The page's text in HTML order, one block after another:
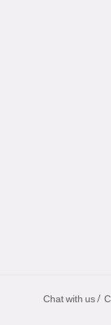
Chat with us /